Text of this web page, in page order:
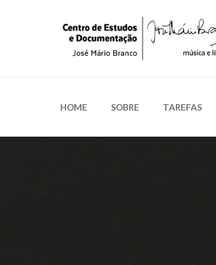
HOME SOBRE TAREFAS